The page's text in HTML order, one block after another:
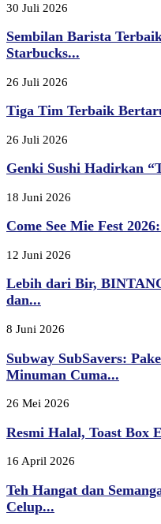
30 Juli 2026
Sembilan Barista
Starbucks...
26 Juli 2026
Tiga Tim Terbaik
26 Juli 2026
Genki Sushi Hadirkan
18 Juni 2026
Come See Mie Fest
12 Juni 2026
Lebih dari Bir,
dan...
8 Juni 2026
Subway SubSavers:
Minuman Cuma...
26 Mei 2026
Resmi Halal, Toast Box
16 April 2026
Teh Hangat dan
Celup...